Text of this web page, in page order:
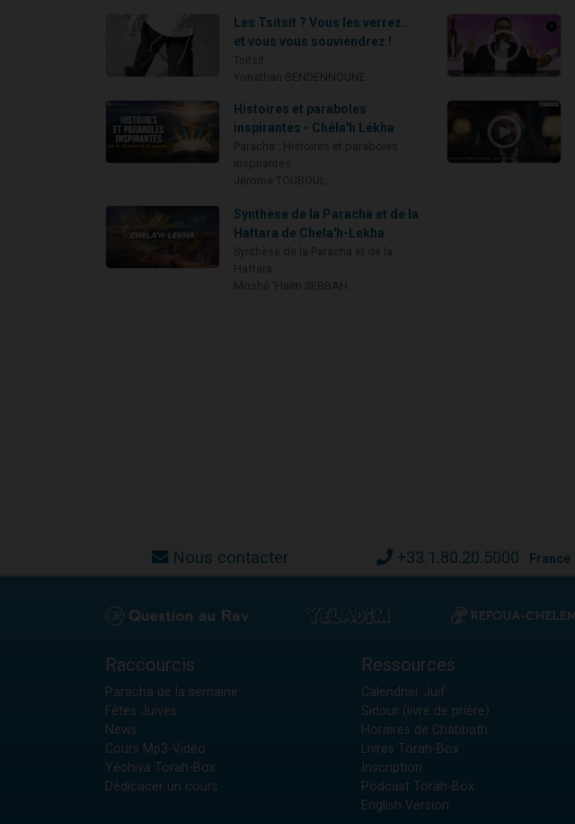
Les Tsitsit ? Vous les verrez...
et vous vous souviendrez !
Histoires et paraboles
inspirantes - Chéla'h Lékha
Synthèse de la Paracha et de la
Haftara de Chela'h-Lekha
Nous contacter +33.1.80.20.5000 France
Raccourcis
Paracha de la semaine
Fêtes Juives
News
Cours Mp3-Vidéo
Yéchiva Torah-Box
Dédicacer un cours
Ressources
Calendrier Juif
Sidour (livre de prière)
Horaires de Chabbath
Livres Torah-Box
Inscription
Podcast Torah-Box
English Version